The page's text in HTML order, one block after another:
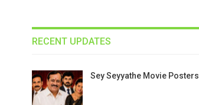
RECENT UPDATES
Sey Seyyathe Movie Posters